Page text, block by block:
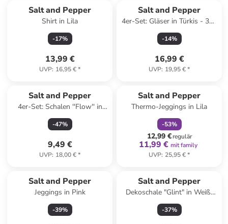
Salt and Pepper
Shirt in Lila
-17%
13,99 €
UVP: 16,95 €*
Salt and Pepper
4er-Set: Gläser in Türkis - 300
ml
-14%
16,99 €
UVP: 19,95 €*
Salt and Pepper
4er-Set: Schalen ''Flow'' in
Dunkelblau/ Weiß - (H)5 x Ø
10 cm
-47%
9,49 €
UVP: 18,00 €*
Salt and Pepper
Thermo-Jeggings in Lila
-53%
12,99 €regulär
11,99 € mit family
UVP: 25,95 €*
Salt and Pepper
Jeggings in Pink
-39%
Salt and Pepper
Dekoschale "Glint" in Weiß/
Gold - (H)5 x Ø 12 cm
-37%